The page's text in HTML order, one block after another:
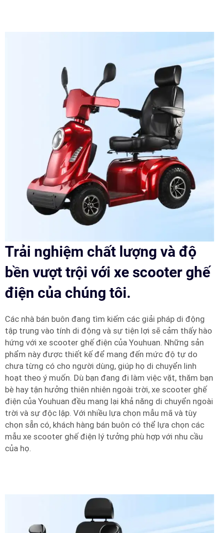
Trải nghiệm chất lượng và độ
bền vượt trội với xe scooter ghế
điện của chúng tôi.
Các nhà bán buôn đang tìm kiếm các giải pháp di động
tập trung vào tính di động và sự tiện lợi sẽ cảm thấy hào
hứng với xe scooter ghế điện của Youhuan. Những sản
phẩm này được thiết kế để mang đến mức độ tự do
chưa từng có cho người dùng, giúp họ di chuyển linh
hoạt theo ý muốn. Dù bạn đang đi làm việc vặt, thăm bạn
bè hay tận hưởng thiên nhiên ngoài trời, xe scooter ghế
điện của Youhuan đều mang lại khả năng di chuyển ngoài
trời và sự độc lập. Với nhiều lựa chọn mẫu mã và tùy
chọn sẵn có, khách hàng bán buôn có thể lựa chọn các
mẫu xe scooter ghế điện lý tưởng phù hợp với nhu cầu
của họ.